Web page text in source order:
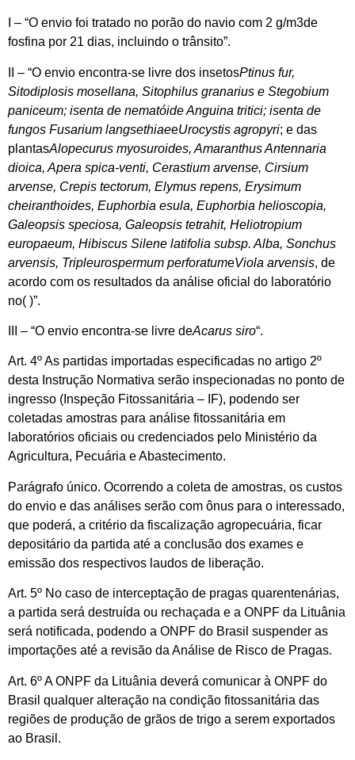
I – “O envio foi tratado no porão do navio com 2 g/m3de
fosfina por 21 dias, incluindo o trânsito”.
II – “O envio encontra-se livre dos insetosPtinus fur,
Sitodiplosis mosellana, Sitophilus granarius e Stegobium
paniceum; isenta de nematóide Anguina tritici; isenta de
fungos Fusarium langsethiaeeUrocystis agropyri; e das
plantasAlopecurus myosuroides, Amaranthus Antennaria
dioica, Apera spica-venti, Cerastium arvense, Cirsium
arvense, Crepis tectorum, Elymus repens, Erysimum
cheiranthoides, Euphorbia esula, Euphorbia helioscopia,
Galeopsis speciosa, Galeopsis tetrahit, Heliotropium
europaeum, Hibiscus Silene latifolia subsp. Alba, Sonchus
arvensis, Tripleurospermum perforatumeViola arvensis, de
acordo com os resultados da análise oficial do laboratório
no( )”.
III – “O envio encontra-se livre deAcarus siro“.
Art. 4º As partidas importadas especificadas no artigo 2º
desta Instrução Normativa serão inspecionadas no ponto de
ingresso (Inspeção Fitossanitária – IF), podendo ser
coletadas amostras para análise fitossanitária em
laboratórios oficiais ou credenciados pelo Ministério da
Agricultura, Pecuária e Abastecimento.
Parágrafo único. Ocorrendo a coleta de amostras, os custos
do envio e das análises serão com ônus para o interessado,
que poderá, a critério da fiscalização agropecuária, ficar
depositário da partida até a conclusão dos exames e
emissão dos respectivos laudos de liberação.
Art. 5º No caso de interceptação de pragas quarentenárias,
a partida será destruída ou rechaçada e a ONPF da Lituânia
será notificada, podendo a ONPF do Brasil suspender as
importações até a revisão da Análise de Risco de Pragas.
Art. 6º A ONPF da Lituânia deverá comunicar à ONPF do
Brasil qualquer alteração na condição fitossanitária das
regiões de produção de grãos de trigo a serem exportados
ao Brasil.